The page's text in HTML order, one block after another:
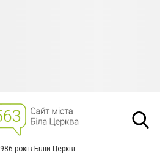
986 років Білій Церкві